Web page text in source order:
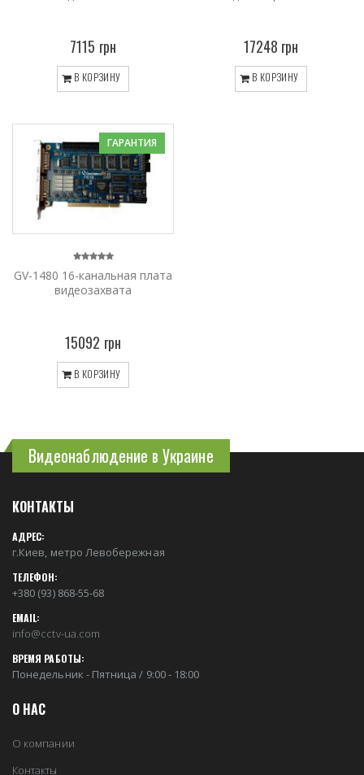
7115 грн
В КОРЗИНУ
17248 грн
В КОРЗИНУ
ГАРАНТИЯ
GV-1480 16-канальная плата
видеозахвата
15092 грн
В КОРЗИНУ
Видеонаблюдение в Украине
КОНТАКТЫ
АДРЕС:
г.Киев, метро Левобережная
ТЕЛЕФОН:
+380 (93) 868-55-68
EMAIL:
info@cctv-ua.com
ВРЕМЯ РАБОТЫ:
Понедельник - Пятница / 9:00 - 18:00
О НАС
О компании
Контакты